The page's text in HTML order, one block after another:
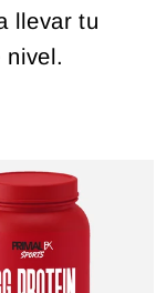
llevar tu
nivel.